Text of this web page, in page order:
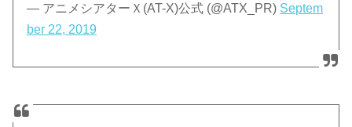
— アニメシアターＸ(AT-X)公式 (@ATX_PR) Septem
ber 22, 2019